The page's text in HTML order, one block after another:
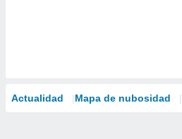
Actualidad Mapa de nubosidad